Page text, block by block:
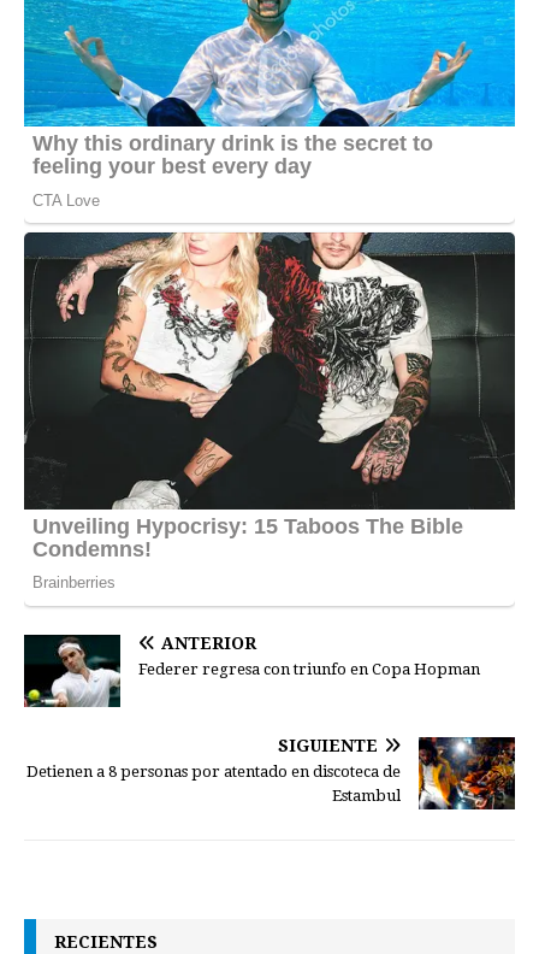
ANTERIOR
Federer regresa con triunfo en Copa Hopman
SIGUIENTE
Detienen a 8 personas por atentado en discoteca de
Estambul
RECIENTES